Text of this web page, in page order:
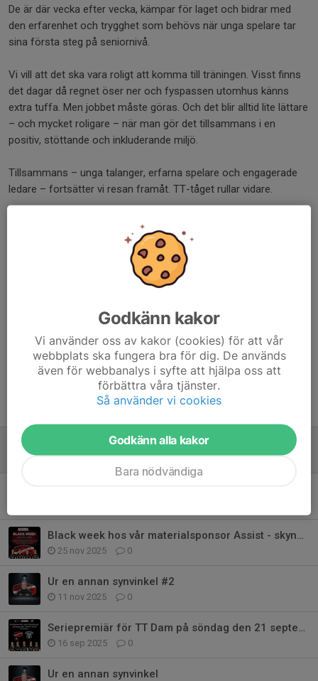
De är där vecka efter vecka, kämpar för laget och bidrar med
den erfarenhet och trygghet som behövs när unga spelare tar
sina första steg på seniornivå.
Vi vill att det ska vara roligt att komma till träningen. Visst finns
det dagar då regnet öser ner och fyspassen utomhus känns
extra tuffa. Men jobbet måste göras. Och det blir alltid lite lättare
– och mycket roligare – när man gör det tillsammans i en
positiv, stöttande och inkluderande miljö.
Tillsammans – unga talanger, erfarna spelare och engagerade
ledare – fortsätter vi resan framåt. TT-tåget rullar vidare.
Vill du hoppa på TT-tåget, senior som junior, hör av dig till mig
så berättar mer om vår verksamhet.
Sportchef TT Dam och TT DJ
Dela nyhet
Tidigare nyheter
Nu startar TT-tåget igen!
9 jun, 23:37 0
Black week hos vår materialsponsor Assist - skynda fynda
25 nov 2025 0
Ur en annan synvinkel #2
11 nov 2025 0
Seriepremiär för TT Dam på söndag den 21 september
16 sep 2025 0
Ur en annan synvinkel
Godkänn kakor
Vi använder oss av kakor (cookies) för att vår
webbplats ska fungera bra för dig. De används
även för webbanalys i syfte att hjälpa oss att
förbättra våra tjänster.
Så använder vi cookies
Godkänn alla kakor
Bara nödvändiga